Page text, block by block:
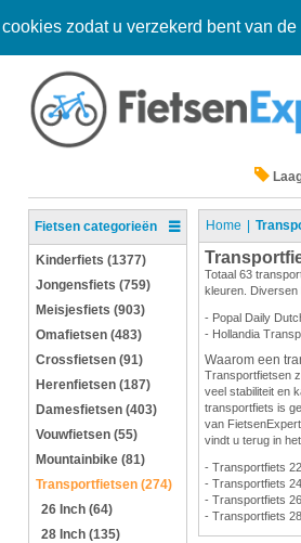
zodat u verzekerd bent van
Fietsen categorieën
Kinderfiets (1377)
Jongensfiets (759)
Meisjesfiets (903)
Omafietsen (483)
Crossfietsen (91)
Herenfietsen (187)
Damesfietsen (403)
Vouwfietsen (55)
Mountainbike (81)
Transportfietsen (274)
26 Inch (64)
28 Inch (135)
Home
Totaal 63
kleuren. Diversen
- Popal Daily
- Hollandia
Waarom een
Transportfietsen
veel stabiliteit en
transportfiets is
van
vindt u terug in
- Transportfiets
- Transportfiets
- Transportfiets
- Transportfiets